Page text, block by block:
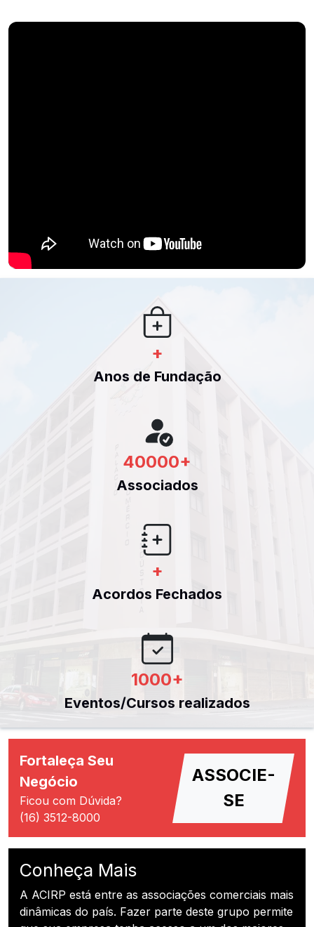
+
Anos de Fundação
40000+
Associados
+
Acordos Fechados
1000+
Eventos/Cursos realizados
Fortaleça Seu
Negócio
Ficou com Dúvida?
(16) 3512-8000
ASSOCIE-
SE
Conheça Mais
A ACIRP está entre as associações comerciais mais
dinâmicas do país. Fazer parte deste grupo permite